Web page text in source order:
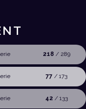
218 / 289
77/ 173
42 / 133